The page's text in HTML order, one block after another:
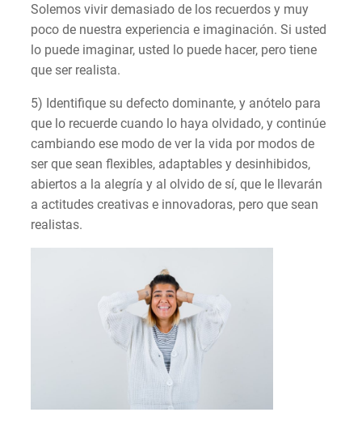
Solemos vivir demasiado de los recuerdos y muy
poco de nuestra experiencia e imaginación. Si usted
lo puede imaginar, usted lo puede hacer, pero tiene
que ser realista.
5) Identifique su defecto dominante, y anótelo para
que lo recuerde cuando lo haya olvidado, y continúe
cambiando ese modo de ver la vida por modos de
ser que sean flexibles, adaptables y desinhibidos,
abiertos a la alegría y al olvido de sí, que le llevarán
a actitudes creativas e innovadoras, pero que sean
realistas.